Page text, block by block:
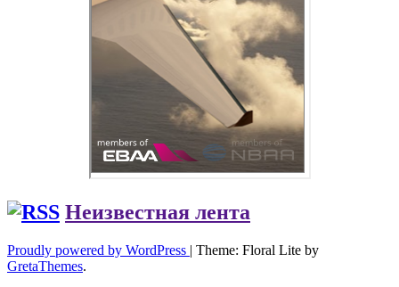
Неизвестная лента
Proudly powered by WordPress | Theme: Floral Lite by
GretaThemes.